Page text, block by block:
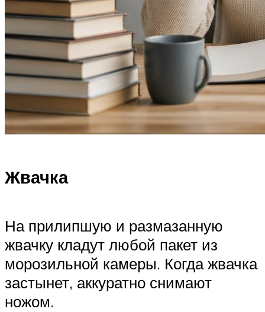
Жвачка
На прилипшую и размазанную
жвачку кладут любой пакет из
морозильной камеры. Когда жвачка
застынет, аккуратно снимают
ножом.